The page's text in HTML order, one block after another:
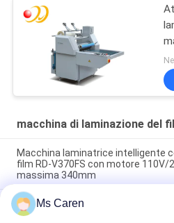
macchina di laminazione del
Macchina laminatrice intelligente
film RD-V370FS con motore
massima 340mm
PRY-390D 520D 650D Laminatrice
per taglio e riscaldamento di carta
Ms Caren